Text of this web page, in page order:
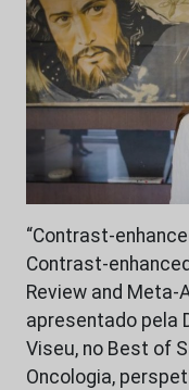
“Contrast-
Contrast-
Review and
apresentado pela
Viseu, no Best of
Oncologia,